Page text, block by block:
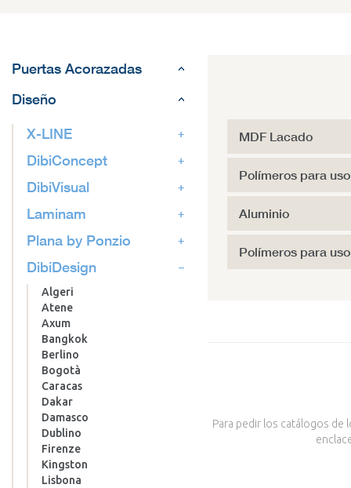
Puertas Acorazadas
Diseño
X-LINE
DibiConcept
DibiVisual
Laminam
Plana by Ponzio
DibiDesign
Algeri
Atene
Axum
Bangkok
Berlino
Bogotà
Caracas
Dakar
Damasco
Dublino
Firenze
Kingston
Lisbona
MDF Lacado
Polímeros para
Aluminio
Polímeros para
Para pedir los catálogos de